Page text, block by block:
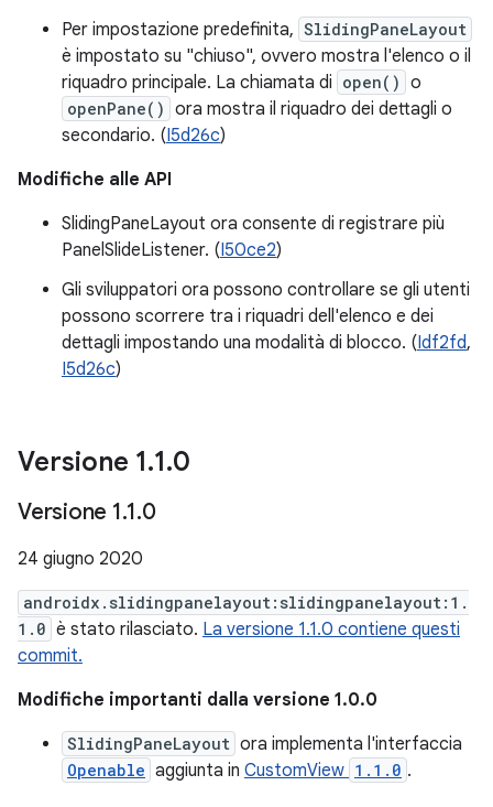
Per impostazione predefinita, SlidingPaneLayout
è impostato su "chiuso", ovvero mostra l'elenco o il
riquadro principale. La chiamata di open() o
openPane() ora mostra il riquadro dei dettagli o
secondario. (I5d26c)
Modifiche alle API
SlidingPaneLayout ora consente di registrare più
PanelSlideListener. (I50ce2)
Gli sviluppatori ora possono controllare se gli utenti
possono scorrere tra i riquadri dell'elenco e dei
dettagli impostando una modalità di blocco. (Idf2fd,
I5d26c)
Versione 1.1.0
Versione 1.1.0
24 giugno 2020
androidx.slidingpanelayout:slidingpanelayout:1.
1.0 è stato rilasciato. La versione 1.1.0 contiene questi
commit.
Modifiche importanti dalla versione 1.0.0
SlidingPaneLayout ora implementa l'interfaccia
Openable aggiunta in CustomView 1.1.0 .